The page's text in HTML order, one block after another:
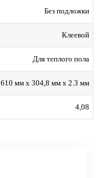
Без подложки
Клеевой
Для теплого пола
610 мм x 304,8 мм x 2.3 мм
4,08